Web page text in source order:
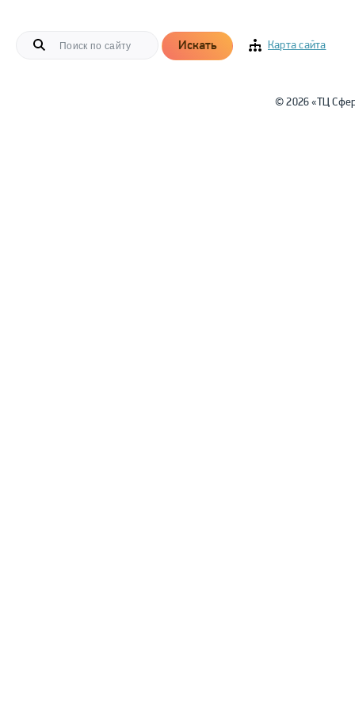
Искать Карта сайта
© 2026 «ТЦ